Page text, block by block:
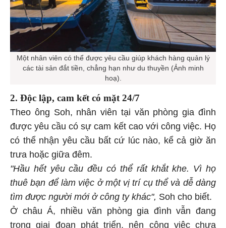
Một nhân viên có thể được yêu cầu giúp khách hàng quản lý
các tài sản đắt tiền, chẳng hạn như du thuyền (Ảnh minh
hoạ).
2. Độc lập, cam kết có mặt 24/7
Theo ông Soh, nhân viên tại văn phòng gia đình
được yêu cầu có sự cam kết cao với công việc. Họ
có thể nhận yêu cầu bất cứ lúc nào, kể cả giờ ăn
trưa hoặc giữa đêm.
"Hầu hết yêu cầu đều có thể rất khắt khe. Vì họ
thuê bạn để làm việc ở một vị trí cụ thể và dễ dàng
tìm được người mới ở công ty khác", Soh cho biết.
Ở châu Á, nhiều văn phòng gia đình vẫn đang
trong giai đoạn phát triển, nên công việc chưa